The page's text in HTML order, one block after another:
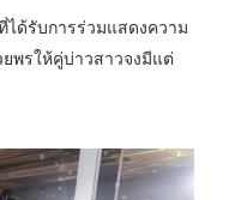
ได้รับการร่วมแสดงความ
พรให้คู่บ่าวสาวจงมีแต่